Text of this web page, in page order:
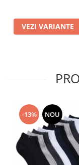
VEZI VARIANTE
-13% NOU